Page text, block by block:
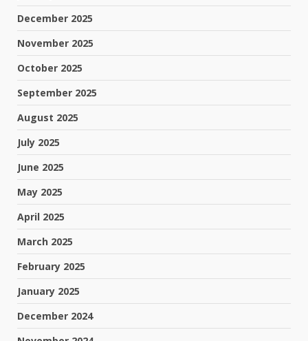
December 2025
November 2025
October 2025
September 2025
August 2025
July 2025
June 2025
May 2025
April 2025
March 2025
February 2025
January 2025
December 2024